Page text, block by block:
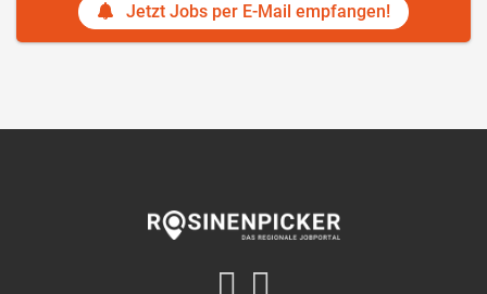
Jetzt Jobs per E-Mail empfangen!